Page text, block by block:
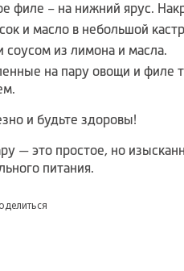
филе – на нижний ярус.
и масло в небольшой
соусом из лимона и масла.
на пару овощи и филе
и будьте здоровы!
— это простое, но
питания.